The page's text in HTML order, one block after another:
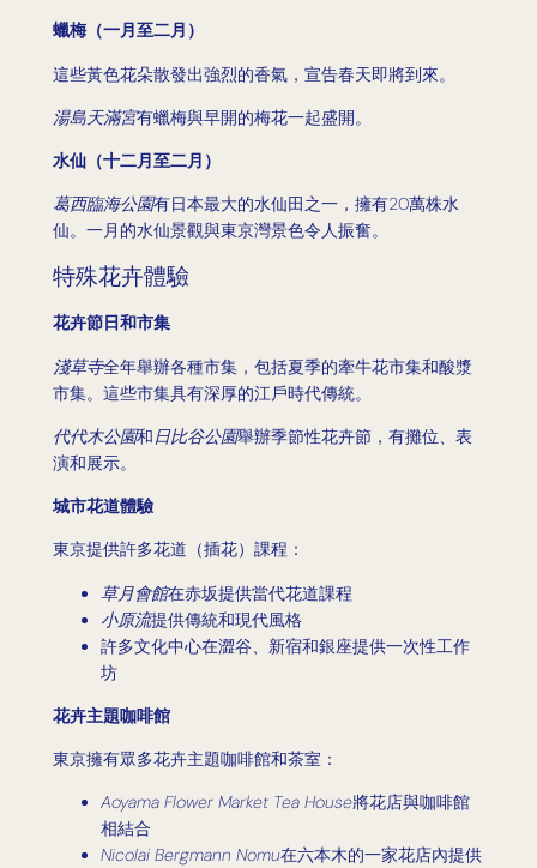
蠟梅（一月至二月）
這些黃色花朵散發出強烈的香氣，宣告春天即將到來。
湯島天滿宮有蠟梅與早開的梅花一起盛開。
水仙（十二月至二月）
葛西臨海公園有日本最大的水仙田之一，擁有20萬株水
仙。一月的水仙景觀與東京灣景色令人振奮。
特殊花卉體驗
花卉節日和市集
淺草寺全年舉辦各種市集，包括夏季的牽牛花市集和酸漿
市集。這些市集具有深厚的江戶時代傳統。
代代木公園和日比谷公園舉辦季節性花卉節，有攤位、表
演和展示。
城市花道體驗
東京提供許多花道（插花）課程：
草月會館在赤坂提供當代花道課程
小原流提供傳統和現代風格
許多文化中心在澀谷、新宿和銀座提供一次性工作
坊
花卉主題咖啡館
東京擁有眾多花卉主題咖啡館和茶室：
Aoyama Flower Market Tea House將花店與咖啡館
相結合
Nicolai Bergmann Nomu在六本木的一家花店內提供